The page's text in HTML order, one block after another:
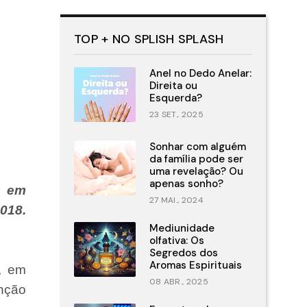
em
em
TOP + NO SPLISH SPLASH
Anel no Dedo Anelar:
Direita ou
Esquerda?
23 SET., 2025
Sonhar com alguém
da família pode ser
uma revelação? Ou
apenas sonho?
27 MAI., 2024
Mediunidade
olfativa: Os
Segredos dos
Aromas Espirituais
08 ABR., 2025